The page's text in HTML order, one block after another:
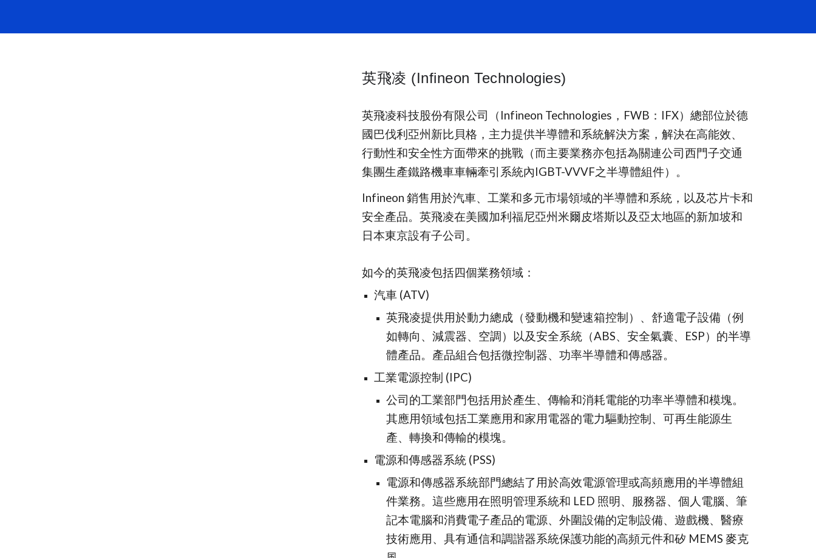
英飛凌 (Infineon Technologies)
英飛凌科技股份有限公司（Infineon Technologies，FWB：IFX）總部位於德
國巴伐利亞州新比貝格，主力提供半導體和系統解決方案，解決在高能效、
行動性和安全性方面帶來的挑戰（而主要業務亦包括為關連公司西門子交通
集團生產鐵路機車車輛牽引系統內IGBT-VVVF之半導體組件）。
Infineon 銷售用於汽車、工業和多元市場領域的半導體和系統，以及芯片卡和
安全產品。英飛凌在美國加利福尼亞州米爾皮塔斯以及亞太地區的新加坡和
日本東京設有子公司。
如今的英飛凌包括四個業務領域：
汽車 (ATV)
英飛凌提供用於動力總成（發動機和變速箱控制）、舒適電子設備（例
如轉向、減震器、空調）以及安全系統（ABS、安全氣囊、ESP）的半導
體產品。產品組合包括微控制器、功率半導體和傳感器。
工業電源控制 (IPC)
公司的工業部門包括用於產生、傳輸和消耗電能的功率半導體和模塊。
其應用領域包括工業應用和家用電器的電力驅動控制、可再生能源生
產、轉換和傳輸的模塊。
電源和傳感器系統 (PSS)
電源和傳感器系統部門總結了用於高效電源管理或高頻應用的半導體組
件業務。這些應用在照明管理系統和 LED 照明、服務器、個人電腦、筆
記本電腦和消費電子產品的電源、外圍設備的定制設備、遊戲機、醫療
技術應用、具有通信和調諧器系統保護功能的高頻元件和矽 MEMS 麥克